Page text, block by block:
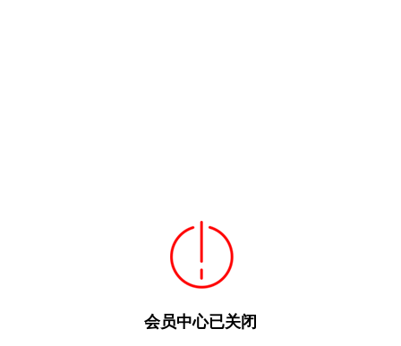
会员中心已关闭